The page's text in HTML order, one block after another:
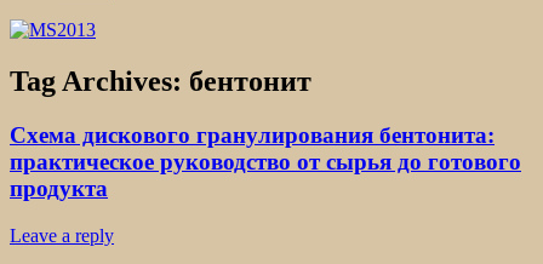
Tag Archives: бентонит
Схема дискового гранулирования бентонита:
практическое руководство от сырья до готового
продукта
Leave a reply